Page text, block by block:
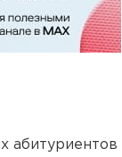
абитуриентов